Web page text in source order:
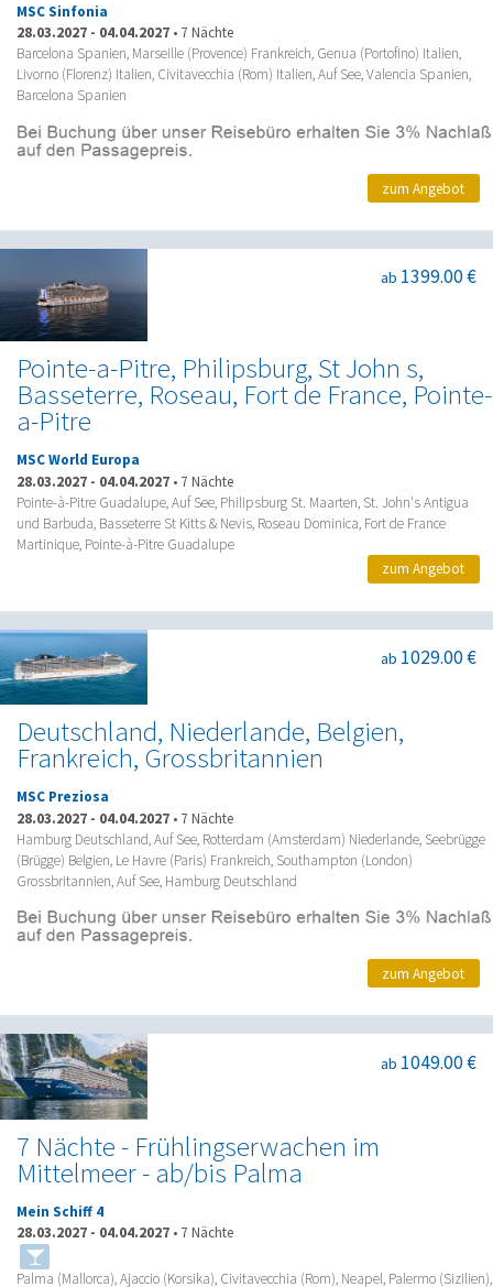
MSC Sinfonia
28.03.2027 - 04.04.2027 • 7 Nächte
Barcelona Spanien, Marseille (Provence) Frankreich, Genua (Portofino) Italien,
Livorno (Florenz) Italien, Civitavecchia (Rom) Italien, Auf See, Valencia Spanien,
Barcelona Spanien
zum Angebot
Pointe-a-Pitre, Philipsburg, St John s,
Basseterre, Roseau, Fort de France, Pointe-
a-Pitre
ab 1399.00 €
MSC World Europa
28.03.2027 - 04.04.2027 • 7 Nächte
Pointe-à-Pitre Guadalupe, Auf See, Philipsburg St. Maarten, St. John's Antigua
und Barbuda, Basseterre St Kitts & Nevis, Roseau Dominica, Fort de France
Martinique, Pointe-à-Pitre Guadalupe
zum Angebot
Deutschland, Niederlande, Belgien,
Frankreich, Grossbritannien
ab 1029.00 €
MSC Preziosa
28.03.2027 - 04.04.2027 • 7 Nächte
Hamburg Deutschland, Auf See, Rotterdam (Amsterdam) Niederlande, Seebrügge
(Brügge) Belgien, Le Havre (Paris) Frankreich, Southampton (London)
Grossbritannien, Auf See, Hamburg Deutschland
zum Angebot
7 Nächte - Frühlingserwachen im
Mittelmeer - ab/bis Palma
ab 1049.00 €
Mein Schiff 4
28.03.2027 - 04.04.2027 • 7 Nächte
Palma (Mallorca), Ajaccio (Korsika), Civitavecchia (Rom), Neapel, Palermo (Sizilien),